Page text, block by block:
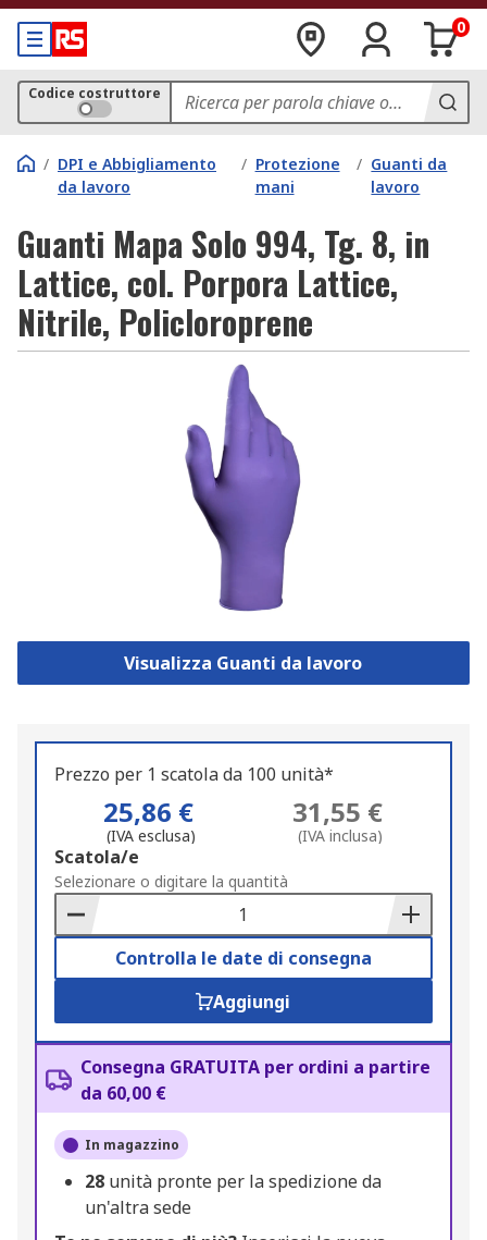
0
Codice costruttore
/ DPI e Abbigliamento
da lavoro
/ Protezione
mani
/ Guanti da
lavoro
Guanti Mapa Solo 994, Tg. 8, in
Lattice, col. Porpora Lattice,
Nitrile, Policloroprene
Visualizza Guanti da lavoro
Prezzo per 1 scatola da 100 unità*
25,86 €
(IVA esclusa)
31,55 €
(IVA inclusa)
Add
to
Basket
Scatola/e
Selezionare o digitare la quantità
Controlla le date di consegna
Aggiungi
Consegna GRATUITA per ordini a partire
da 60,00 €
In magazzino
28 unità pronte per la spedizione da
un'altra sede